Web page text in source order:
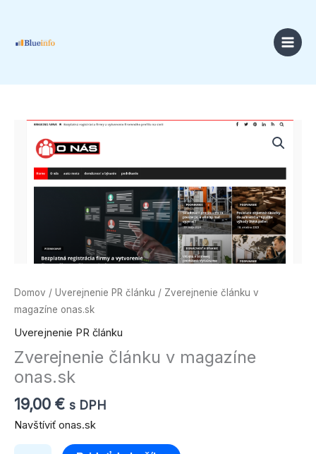
obsah
Domov / Uverejnenie PR článku / Zverejnenie článku v
magazíne onas.sk
Uverejnenie PR článku
Zverejnenie článku v magazíne
onas.sk
19,00 € s DPH
Navštíviť onas.sk
množstvo
Zverejnenie
článku